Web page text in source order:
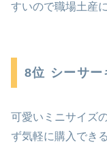
すいので職場土産
8位 シーサー
可愛いミニサイズ
ず気軽に購入でき